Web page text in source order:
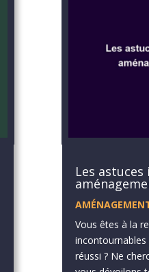
Les
Vous êtes à la
réussi ? Ne